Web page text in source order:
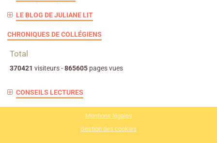
LE BLOG DE JULIANE LIT
CHRONIQUES DE COLLÉGIENS
Total
370421 visiteurs -865605 pages vues
CONSEILS LECTURES
Mentions légales
Gestion des cookies